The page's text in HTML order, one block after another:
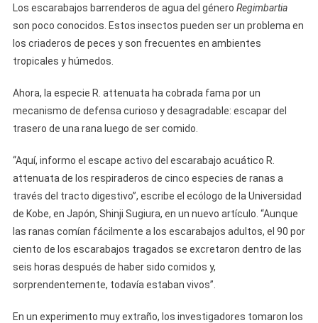
Los escarabajos barrenderos de agua del género Regimbartia
son poco conocidos. Estos insectos pueden ser un problema en
los criaderos de peces y son frecuentes en ambientes
tropicales y húmedos.
Ahora, la especie R. attenuata ha cobrada fama por un
mecanismo de defensa curioso y desagradable: escapar del
trasero de una rana luego de ser comido.
“Aquí, informo el escape activo del escarabajo acuático R.
attenuata de los respiraderos de cinco especies de ranas a
través del tracto digestivo”, escribe el ecólogo de la Universidad
de Kobe, en Japón, Shinji Sugiura, en un nuevo artículo. “Aunque
las ranas comían fácilmente a los escarabajos adultos, el 90 por
ciento de los escarabajos tragados se excretaron dentro de las
seis horas después de haber sido comidos y,
sorprendentemente, todavía estaban vivos”.
En un experimento muy extraño, los investigadores tomaron los